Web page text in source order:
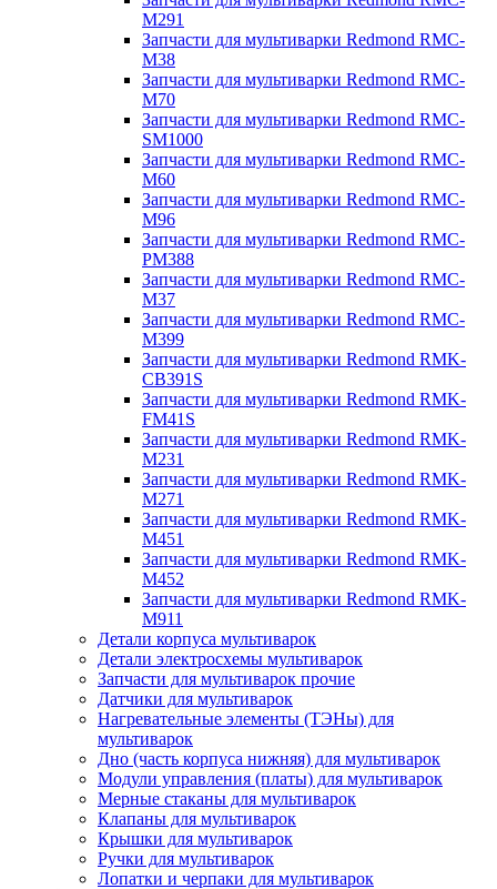
M291
Запчасти для мультиварки Redmond RMC-
M38
Запчасти для мультиварки Redmond RMC-
M70
Запчасти для мультиварки Redmond RMC-
SM1000
Запчасти для мультиварки Redmond RMC-
M60
Запчасти для мультиварки Redmond RMC-
M96
Запчасти для мультиварки Redmond RMC-
PM388
Запчасти для мультиварки Redmond RMC-
M37
Запчасти для мультиварки Redmond RMC-
M399
Запчасти для мультиварки Redmond RMK-
CB391S
Запчасти для мультиварки Redmond RMK-
FM41S
Запчасти для мультиварки Redmond RMK-
M231
Запчасти для мультиварки Redmond RMK-
M271
Запчасти для мультиварки Redmond RMK-
M451
Запчасти для мультиварки Redmond RMK-
M452
Запчасти для мультиварки Redmond RMK-
M911
Детали корпуса мультиварок
Детали электросхемы мультиварок
Запчасти для мультиварок прочие
Датчики для мультиварок
Нагревательные элементы (ТЭНы) для
мультиварок
Дно (часть корпуса нижняя) для мультиварок
Модули управления (платы) для мультиварок
Мерные стаканы для мультиварок
Клапаны для мультиварок
Крышки для мультиварок
Ручки для мультиварок
Лопатки и черпаки для мультиварок